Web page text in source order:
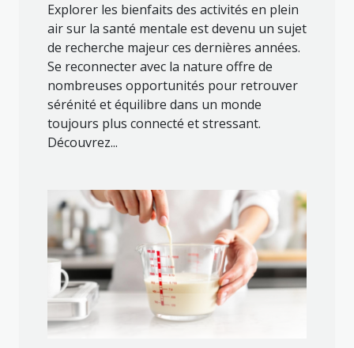
Explorer les bienfaits des activités en plein
air sur la santé mentale est devenu un sujet
de recherche majeur ces dernières années.
Se reconnecter avec la nature offre de
nombreuses opportunités pour retrouver
sérénité et équilibre dans un monde
toujours plus connecté et stressant.
Découvrez...